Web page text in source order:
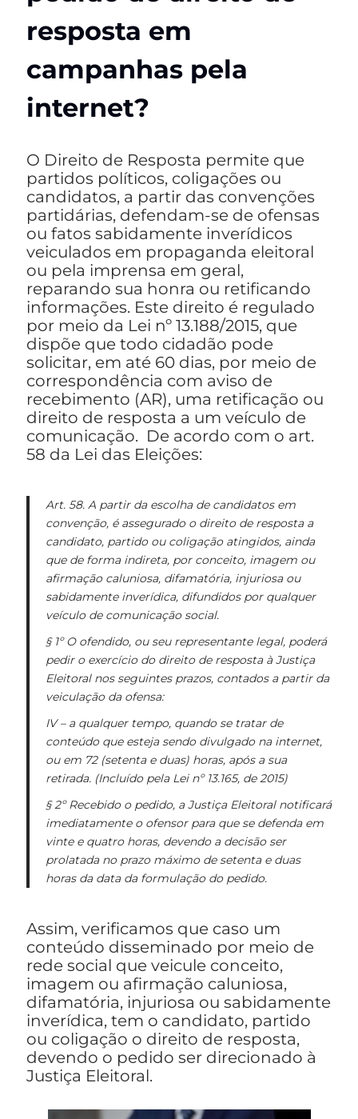
resposta em
campanhas pela
internet?
O Direito de Resposta permite que
partidos políticos, coligações ou
candidatos, a partir das convenções
partidárias, defendam-se de ofensas
ou fatos sabidamente inverídicos
veiculados em propaganda eleitoral
ou pela imprensa em geral,
reparando sua honra ou retificando
informações. Este direito é regulado
por meio da Lei nº 13.188/2015, que
dispõe que todo cidadão pode
solicitar, em até 60 dias, por meio de
correspondência com aviso de
recebimento (AR), uma retificação ou
direito de resposta a um veículo de
comunicação. De acordo com o art.
58 da Lei das Eleições:
Art. 58. A partir da escolha de candidatos em
convenção, é assegurado o direito de resposta a
candidato, partido ou coligação atingidos, ainda
que de forma indireta, por conceito, imagem ou
afirmação caluniosa, difamatória, injuriosa ou
sabidamente inverídica, difundidos por qualquer
veículo de comunicação social.
§ 1º O ofendido, ou seu representante legal, poderá
pedir o exercício do direito de resposta à Justiça
Eleitoral nos seguintes prazos, contados a partir da
veiculação da ofensa:
IV – a qualquer tempo, quando se tratar de
conteúdo que esteja sendo divulgado na internet,
ou em 72 (setenta e duas) horas, após a sua
retirada. (Incluído pela Lei nº 13.165, de 2015)
§ 2º Recebido o pedido, a Justiça Eleitoral notificará
imediatamente o ofensor para que se defenda em
vinte e quatro horas, devendo a decisão ser
prolatada no prazo máximo de setenta e duas
horas da data da formulação do pedido.
Assim, verificamos que caso um
conteúdo disseminado por meio de
rede social que veicule conceito,
imagem ou afirmação caluniosa,
difamatória, injuriosa ou sabidamente
inverídica, tem o candidato, partido
ou coligação o direito de resposta,
devendo o pedido ser direcionado à
Justiça Eleitoral.